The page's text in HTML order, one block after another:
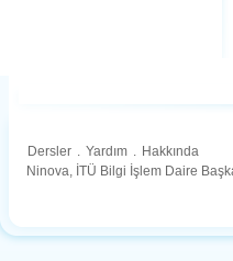
Dersler . Yardım . Hakkında
Ninova, İTÜ Bilgi İşlem Daire